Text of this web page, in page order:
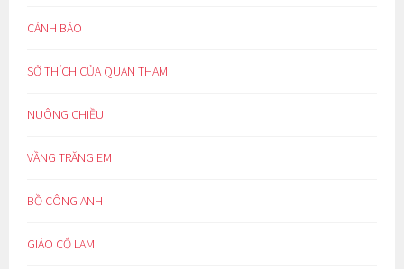
CẢNH BÁO
SỞ THÍCH CỦA QUAN THAM
NUÔNG CHIỀU
VẦNG TRĂNG EM
BỒ CÔNG ANH
GIẢO CỔ LAM